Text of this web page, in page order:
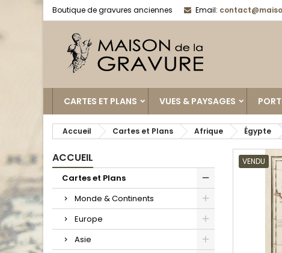
Boutique de gravures anciennes Email:
CARTES ET PLANS VUES & PAYSAGES
Accueil Cartes et Plans Afrique Égypte
ACCUEIL
Cartes et Plans
Monde & Continents
Europe
Asie
VENDU